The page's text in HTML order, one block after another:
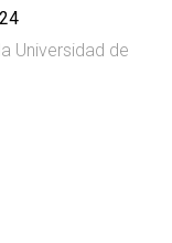
Universidad de